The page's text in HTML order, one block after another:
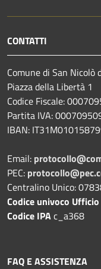
CONTATTI
Comune di San Nicolò
Piazza della Libertà 1
Codice Fiscale:
Partita IVA:
IBAN:
Email:
PEC:
Centralino Unico:
Codice univoco Ufficio
Codice IPAc_a368
FAQ E ASSISTENZA